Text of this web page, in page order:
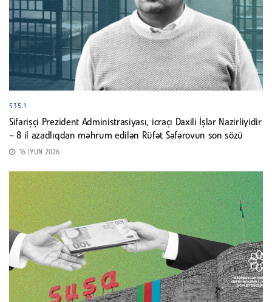
535.1
Sifarişçi Prezident Administrasiyası, icraçı Daxili İşlər Nazirliyidir
– 8 il azadlıqdan məhrum edilən Rüfət Səfərovun son sözü
16 İYUN 2026